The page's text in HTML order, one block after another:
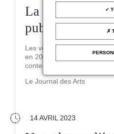
La Chine
publiques
Les ventes aux enchères
en 2022 en raison d’un
contemporain continue à «
Le Journal des Arts
14 AVRIL 2023